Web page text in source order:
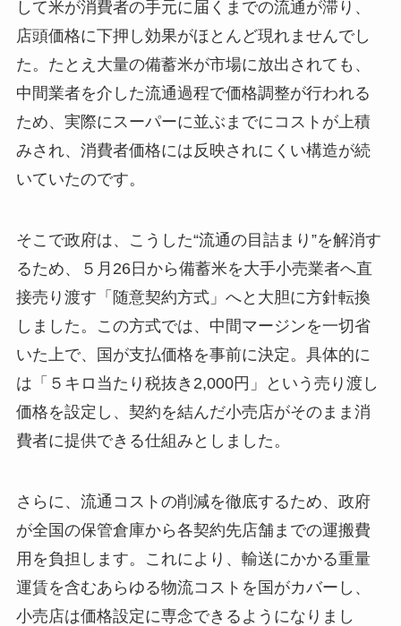
して米が消費者の手元に届くまでの流通が滞り、
店頭価格に下押し効果がほとんど現れませんでし
た。たとえ大量の備蓄米が市場に放出されても、
中間業者を介した流通過程で価格調整が行われる
ため、実際にスーパーに並ぶまでにコストが上積
みされ、消費者価格には反映されにくい構造が続
いていたのです。
そこで政府は、こうした“流通の目詰まり”を解消す
るため、５月26日から備蓄米を大手小売業者へ直
接売り渡す「随意契約方式」へと大胆に方針転換
しました。この方式では、中間マージンを一切省
いた上で、国が支払価格を事前に決定。具体的に
は「５キロ当たり税抜き2,000円」という売り渡し
価格を設定し、契約を結んだ小売店がそのまま消
費者に提供できる仕組みとしました。
さらに、流通コストの削減を徹底するため、政府
が全国の保管倉庫から各契約先店舗までの運搬費
用を負担します。これにより、輸送にかかる重量
運賃を含むあらゆる物流コストを国がカバーし、
小売店は価格設定に専念できるようになりまし